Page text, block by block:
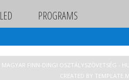
PROGRAMS
FINN-DINGI OSZTÁLYSZÖVETSÉG -
CREATED BY TEMPLATE